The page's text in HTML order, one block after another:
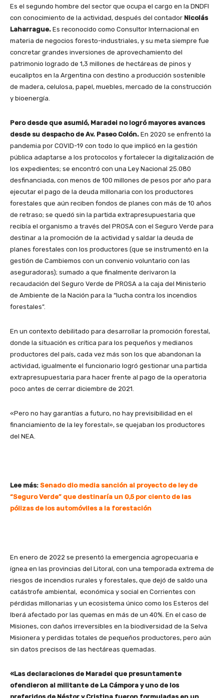
Es el segundo hombre del sector que ocupa el cargo en la DNDFI
con conocimiento de la actividad, después del contador Nicolás
Laharrague. Es reconocido como Consultor Internacional en
materia de negocios foresto-industriales, y su meta siempre fue
concretar grandes inversiones de aprovechamiento del
patrimonio logrado de 1,3 millones de hectáreas de pinos y
eucaliptos en la Argentina con destino a producción sostenible
de madera, celulosa, papel, muebles, mercado de la construcción
y bioenergía.
Pero desde que asumió, Maradei no logró mayores avances
desde su despacho de Av. Paseo Colón. En 2020 se enfrentó la
pandemia por COVID-19 con todo lo que implicó en la gestión
pública adaptarse a los protocolos y fortalecer la digitalización de
los expedientes; se encontró con una Ley Nacional 25.080
desfinanciada, con menos de 100 millones de pesos por año para
ejecutar el pago de la deuda millonaria con los productores
forestales que aún reciben fondos de planes con más de 10 años
de retraso; se quedó sin la partida extrapresupuestaria que
recibía el organismo a través del PROSA con el Seguro Verde para
destinar a la promoción de la actividad y saldar la deuda de
planes forestales con los productores (que se instrumentó en la
gestión de Cambiemos con un convenio voluntario con las
aseguradoras); sumado a que finalmente derivaron la
recaudación del Seguro Verde de PROSA a la caja del Ministerio
de Ambiente de la Nación para la “lucha contra los incendios
forestales”.
En un contexto debilitado para desarrollar la promoción forestal,
donde la situación es crítica para los pequeños y medianos
productores del país, cada vez más son los que abandonan la
actividad, igualmente el funcionario logró gestionar una partida
extrapresupuestaria para hacer frente al pago de la operatoria
poco antes de cerrar diciembre de 2021.
«Pero no hay garantías a futuro, no hay previsibilidad en el
financiamiento de la ley forestal», se quejaban los productores
del NEA.
Lee más: Senado dio media sanción al proyecto de ley de
“Seguro Verde” que destinaría un 0,5 por ciento de las
pólizas de los automóviles a la forestación
En enero de 2022 se presentó la emergencia agropecuaria e
ígnea en las provincias del Litoral, con una temporada extrema de
riesgos de incendios rurales y forestales, que dejó de saldo una
catástrofe ambiental, económica y social en Corrientes con
pérdidas millonarias y un ecosistema único como los Esteros del
Iberá afectado por las quemas en más de un 40%. En el caso de
Misiones, con daños irreversibles en la biodiversidad de la Selva
Misionera y perdidas totales de pequeños productores, pero aún
sin datos precisos de las hectáreas quemadas.
«Las declaraciones de Maradei que presuntamente
ofendieron al militante de La Cámpora y uno de los